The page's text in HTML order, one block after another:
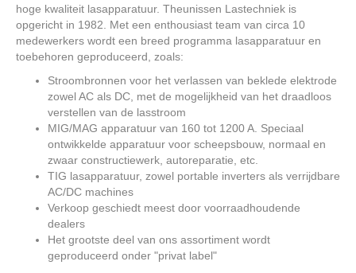
hoge kwaliteit lasapparatuur. Theunissen Lastechniek is
opgericht in 1982. Met een enthousiast team van circa 10
medewerkers wordt een breed programma lasapparatuur en
toebehoren geproduceerd, zoals:
Stroombronnen voor het verlassen van beklede elektrode
zowel AC als DC, met de mogelijkheid van het draadloos
verstellen van de lasstroom
MIG/MAG apparatuur van 160 tot 1200 A. Speciaal
ontwikkelde apparatuur voor scheepsbouw, normaal en
zwaar constructiewerk, autoreparatie, etc.
TIG lasapparatuur, zowel portable inverters als verrijdbare
AC/DC machines
Verkoop geschiedt meest door voorraadhoudende
dealers
Het grootste deel van ons assortiment wordt
geproduceerd onder "privat label"